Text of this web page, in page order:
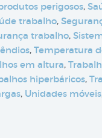
perigosos,
trabalho,
trabalho,
, Temperatura
em altura,
hiperbáricos,
, Unidades móveis